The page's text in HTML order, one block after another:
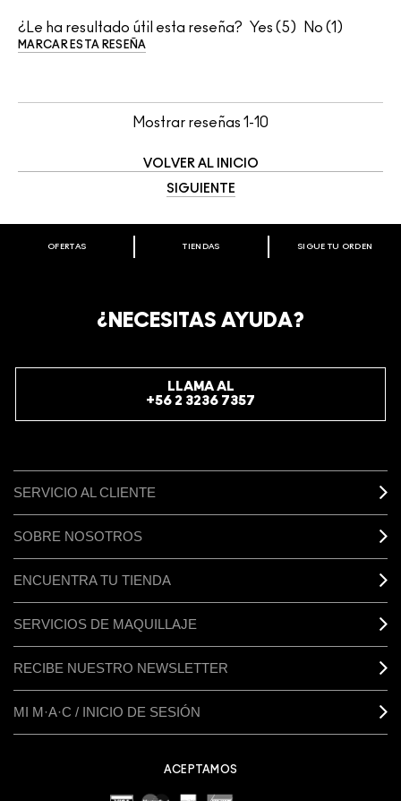
¿Le ha resultado útil esta reseña? 5 1
MARCAR ESTA RESEÑA
Mostrar reseñas 1-10
VOLVER AL INICIO
SIGUIENTE
BIENVENIDO A M·A·C COSMETICS
REGÍSTRATE AHORA PARA RECIBIR INFORMACIÓN
OFERTAS TIENDAS SIGUE TU ORDEN
¿NECESITAS AYUDA?
LLAMA AL
+56 2 3236 7357
SERVICIO AL CLIENTE
SOBRE NOSOTROS
ENCUENTRA TU TIENDA
SERVICIOS DE MAQUILLAJE
RECIBE NUESTRO NEWSLETTER
MI M·A·C / INICIO DE SESIÓN
ACEPTAMOS